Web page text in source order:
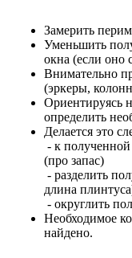
Замерить
Уменьшить
окна (если оно
Внимательно
(эркеры,
Ориентируясь
определить
Делается это
- к
(про запас)
- разделить
длина
- округлить
Необходимое
найдено.